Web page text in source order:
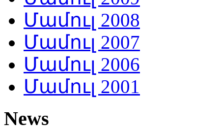
Մամուլ 2008
Մամուլ 2007
Մամուլ 2006
Մամուլ 2001
News